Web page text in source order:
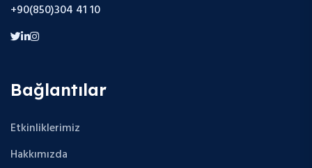
+90(850)304 41 10
Bağlantılar
Etkinliklerimiz
Hakkımızda